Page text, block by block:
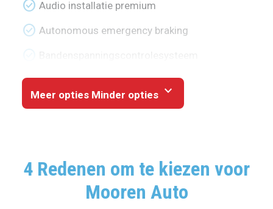
check_circle Audio installatie premium
check_circle Autonomous emergency braking
Meer opties Minder opties expand_more
4 Redenen om te kiezen voor
Mooren Auto